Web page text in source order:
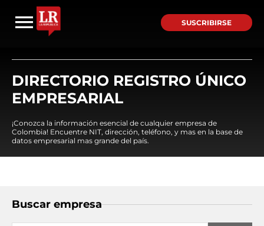
SUSCRIBIRSE
DIRECTORIO REGISTRO ÚNICO
EMPRESARIAL
¡Conozca la información esencial de cualquier empresa de
Colombia! Encuentre NIT, dirección, teléfono, y mas en la base de
datos empresarial mas grande del país.
Buscar empresa